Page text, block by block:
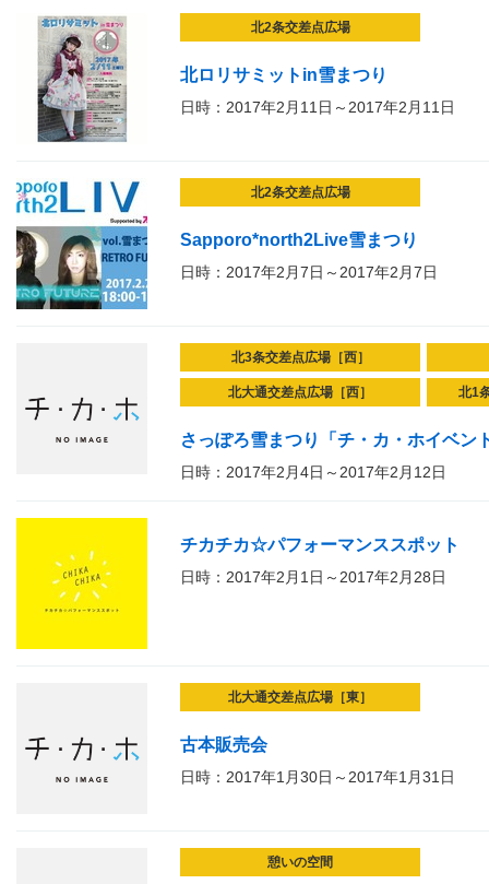
北2条交差点広場
北ロリサミットin雪まつり
日時：2017年2月11日～2017年2月11日
北2条交差点広場
Sapporo*north2Live雪まつり
日時：2017年2月7日～2017年2月7日
北3条交差点広場［西］
北大通交差点広場［西］ 北1
さっぽろ雪まつり「チ・カ・ホイベン
日時：2017年2月4日～2017年2月12日
チカチカ☆パフォーマンススポット
日時：2017年2月1日～2017年2月28日
北大通交差点広場［東］
古本販売会
日時：2017年1月30日～2017年1月31日
憩いの空間